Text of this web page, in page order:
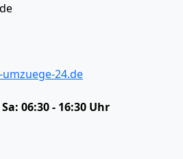
24.de
06:30 - 16:30 Uhr